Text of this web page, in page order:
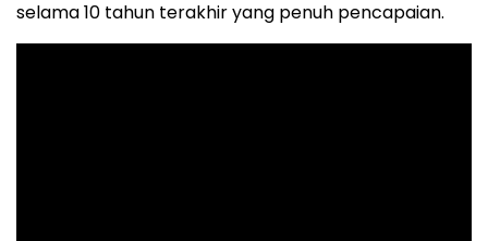
selama 10 tahun terakhir yang penuh pencapaian.